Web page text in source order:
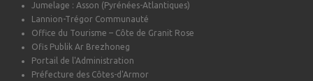
Jumelage : Asson (Pyrénées-Atlantiques)
Lannion-Trégor Communauté
Office du Tourisme – Côte de Granit Rose
Ofis Publik Ar Brezhoneg
Portail de l'Administration
Préfecture des Côtes-d'Armor